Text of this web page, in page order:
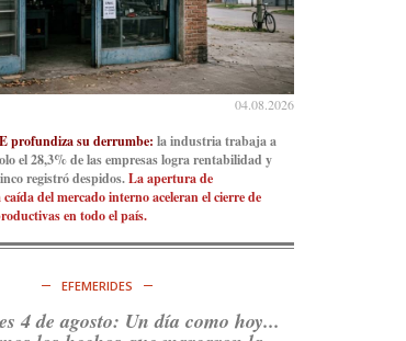
04.08.2026
profundiza su derrumbe: la industria trabaja a
el 28,3% de las empresas logra rentabilidad y
registró despidos.La apertura de
del mercado interno aceleran el cierre de
en todo el país.
EFEMERIDES
4 de agosto: Un día como hoy...